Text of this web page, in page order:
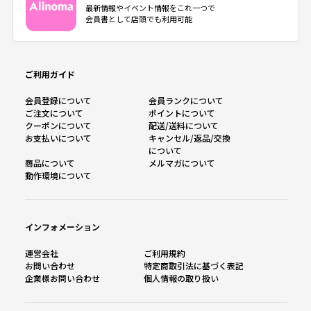
最新情報やイベント情報をこれ一つで
会員書として店頭でも利用可能
ご利用ガイド
会員登録について
会員ランクについて
ご注文について
ポイントについて
クーポンについて
配送/送料について
お支払いについて
キャンセル/返品/交換
について
商品について
メルマガについて
動作環境について
インフォメーション
運営会社
ご利用規約
お問い合わせ
特定商取引法に基づく表記
企業様お問い合わせ
個人情報の取り扱い